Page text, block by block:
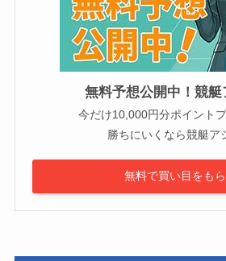
無料予想公開中！競艇
今だけ10,000円分ポイント
勝ちにいくなら競艇ア
無料で買い目をもら